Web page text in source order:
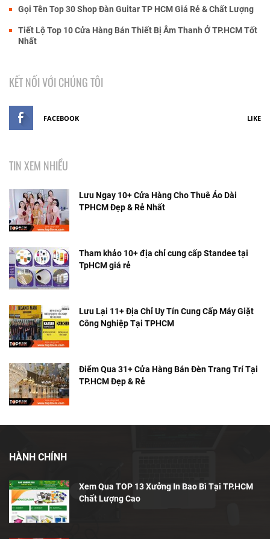
Gọi Tên Top 30 Shop Đàn Guitar TP HCM Giá Rẻ & Chất Lượng
Tiết Lộ Top 10 Cửa Hàng Bán Thiết Bị Âm Thanh Ở TP.HCM Tốt
Nhất
KẾT NỐI VỚI CHÚNG TÔI
FACEBOOK LIKE
TIN XEM NHIỀU
Lưu Ngay 10+ Cửa Hàng Cho Thuê Áo Dài
TPHCM Đẹp & Rẻ Nhất
Tham khảo 10+ địa chỉ cung cấp Standee tại
TpHCM giá rẻ
Lưu Lại 11+ Địa Chỉ Uy Tín Cung Cấp Máy Giặt
Công Nghiệp Tại TPHCM
Điểm Qua 31+ Cửa Hàng Bán Đèn Trang Trí Tại
TP.HCM Đẹp & Rẻ
HÀNH CHÍNH
Xem Qua TOP 13 Xưởng In Bao Bì Tại TP.HCM
Chất Lượng Cao